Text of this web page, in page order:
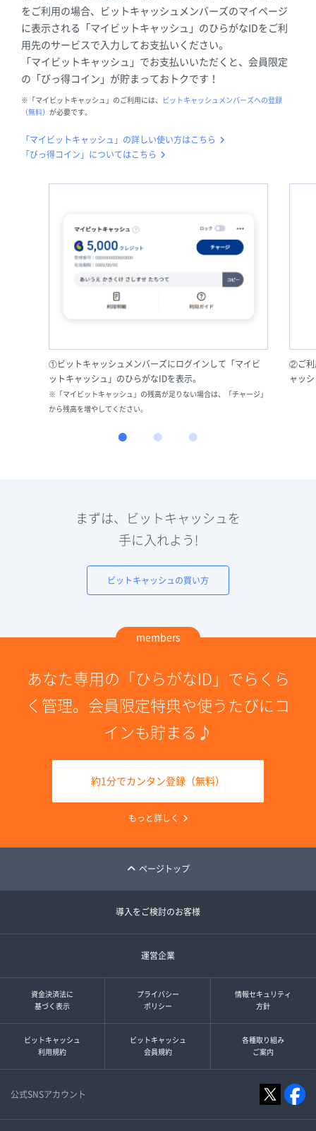
をご利用の場合、ビットキャッシュメンバーズのマイページ
に表示される「マイビットキャッシュ」のひらがなIDをご利
用先のサービスで入力してお支払いください。
「マイビットキャッシュ」でお支払いいただくと、会員限定
の「びっ得コイン」が貯まっておトクです！
※「マイビットキャッシュ」のご利用には、
ビットキャッシュメンバーズへの登録
（無料） が必要です。
「マイビットキャッシュ」の詳しい使い方はこちら
「びっ得コイン」についてはこちら
①ビットキャッシュメンバーズにログインして「マイビ
ットキャッシュ」のひらがなIDを表示。
※「マイビットキャッシュ」の残高が足りない場合は、「チャージ」
から残高を増やしてください。
②ご利
ャッ
まずは、ビットキャッシュを
手に入れよう!
ビットキャッシュの買い方
members
あなた専用の「ひらがなID」でらくら
く管理。会員限定特典や使うたびにコ
インも貯まる♪
約1分でカンタン登録（無料）
もっと詳しく
ページトップ
導入をご検討のお客様
運営企業
資金決済法に
基づく表示
プライバシー
ポリシー
情報セキュリティ
方針
ビットキャッシュ
利用規約
ビットキャッシュ
会員規約
各種取り組み
ご案内
公式SNSアカウント